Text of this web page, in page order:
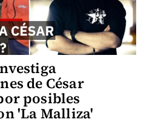
de César
posibles
'La Malliza'